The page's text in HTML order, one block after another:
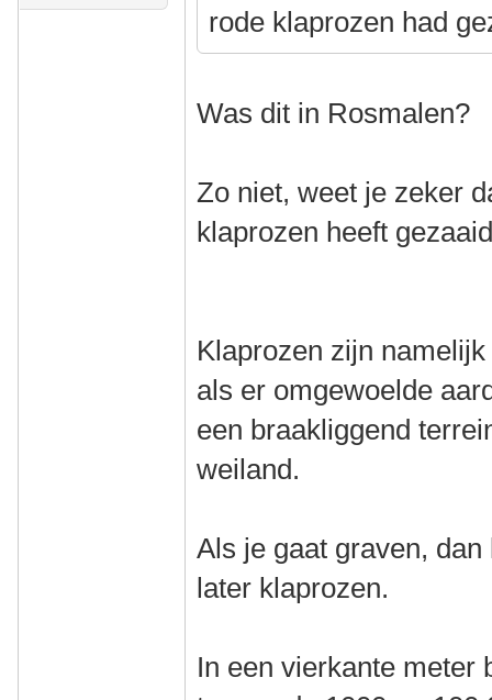
rode klaprozen had
Was dit in Rosmalen?
Zo niet, weet je zeker
klaprozen heeft
Klaprozen zijn
als er omgewoelde
een braakliggend
weiland.
Als je gaat graven,
later klaprozen.
In een vierkante meter